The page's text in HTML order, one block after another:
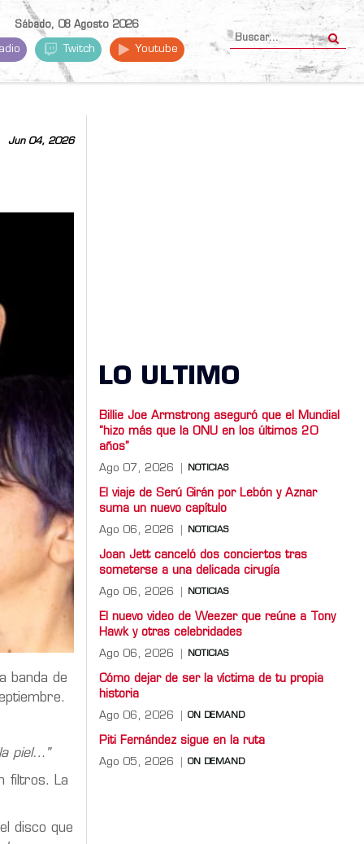
Sábado, 08 Agosto 2026
Twitch Youtube
Jun 04, 2026
banda de
.
piel…"
filtros. La
disco que
LO ULTIMO
Billie Joe Armstrong aseguró que el Mundial
“hizo más que la ONU en los últimos 20
años”
Ago 07, 2026 NOTICIAS
El viaje de Serú Girán por Lebón y Aznar
suma un nuevo capítulo
Ago 06, 2026 NOTICIAS
Joan Jett canceló dos conciertos tras
someterse a una delicada cirugía
Ago 06, 2026 NOTICIAS
El nuevo video de Weezer que reúne a Tony
Hawk y otras celebridades
Ago 06, 2026 NOTICIAS
Cómo dejar de ser la víctima de tu propia
historia
Ago 06, 2026 ON DEMAND
Piti Fernández sigue en la ruta
Ago 05, 2026 ON DEMAND